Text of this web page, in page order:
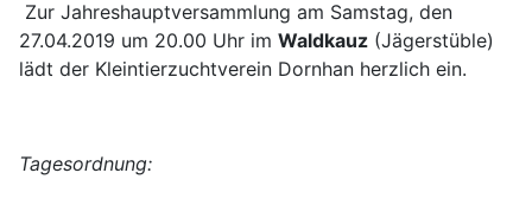
Zur Jahreshauptversammlung am Samstag, den
27.04.2019 um 20.00 Uhr im Waldkauz (Jägerstüble)
lädt der Kleintierzuchtverein Dornhan herzlich ein.
Tagesordnung: